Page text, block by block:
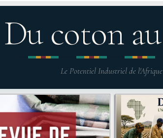
Du coton au
Le Potentiel Industriel de l'Afrique